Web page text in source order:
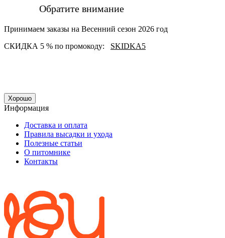
Обратите внимание
Принимаем заказы на Весенний сезон 2026 год
СКИДКА 5 % по промокоду: SKIDKA5
Хорошо
Информация
Доставка и оплата
Правила высадки и ухода
Полезные статьи
О питомнике
Контакты